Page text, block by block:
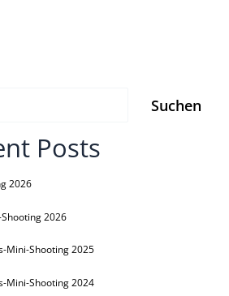
Suchen
Posts
2026
2026
Mini-Shooting 2025
Mini-Shooting 2024